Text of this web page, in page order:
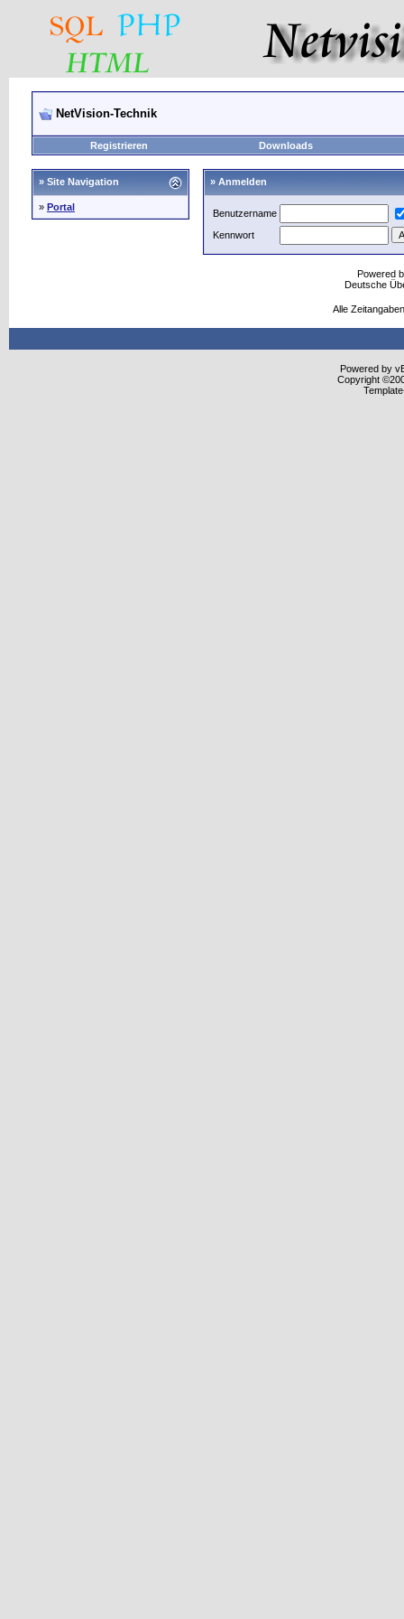
NetVision-Technik
Registrieren Downloads
» Site Navigation
» Portal
» Anmelden
Benutzername
Kennwort
Powered
Deutsche
Alle
Powered by
Copyright